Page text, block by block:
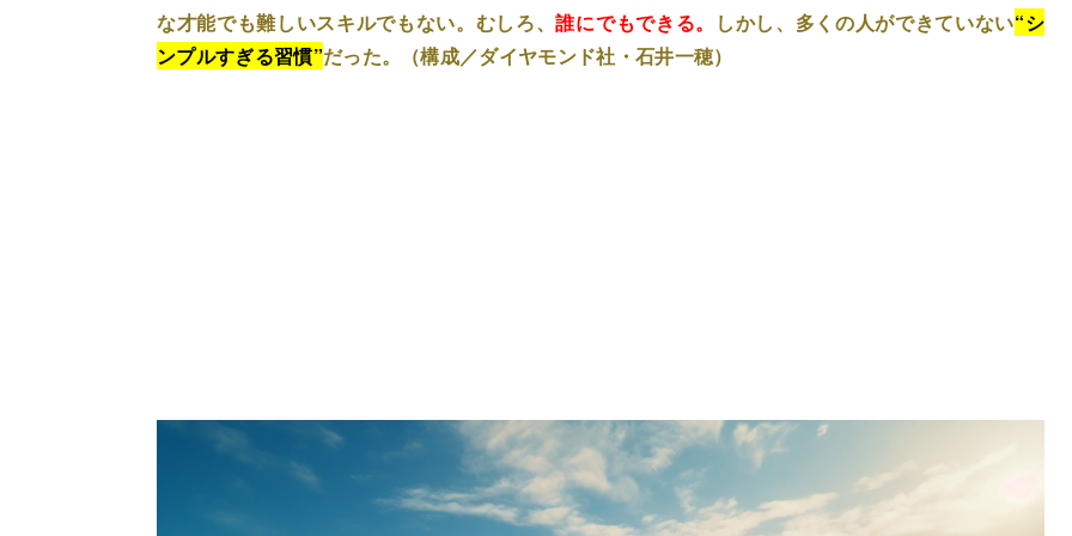
な才能でも難しいスキルでもない。むしろ、誰にでもできる。 しかし、多くの人ができていない“シ
ンプルすぎる習慣”だった。（構成／ダイヤモンド社・石井一穂）